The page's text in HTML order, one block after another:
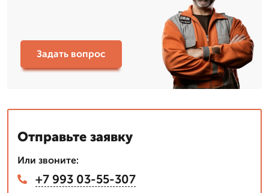
Задать вопрос
Отправьте заявку
Или звоните:
+7 993 03-55-307